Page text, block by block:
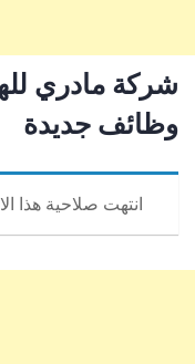
شركة مادري
وظائف جديدة
انتهت صلاحية هذا